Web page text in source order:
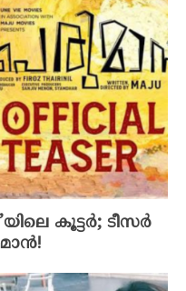
കൂട്ടർ; ടീസർ